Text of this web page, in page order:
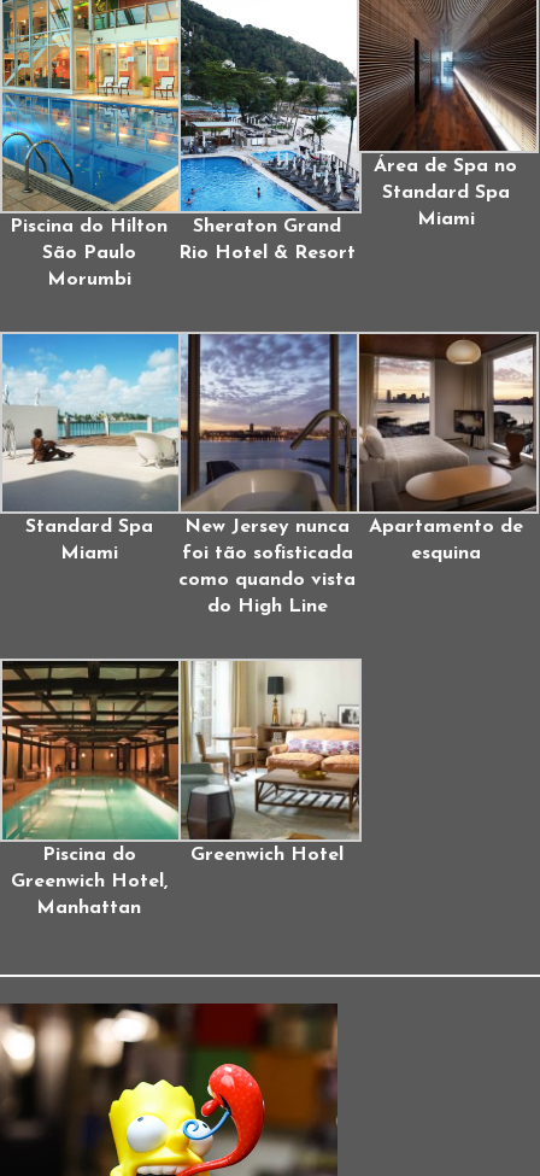
Piscina do Hilton
São Paulo
Morumbi
Sheraton Grand
Rio Hotel & Resort
Área de Spa no
Standard Spa
Miami
Standard Spa
Miami
New Jersey nunca
foi tão sofisticada
como quando vista
do High Line
Apartamento de
esquina
Piscina do
Greenwich Hotel,
Manhattan
Greenwich Hotel